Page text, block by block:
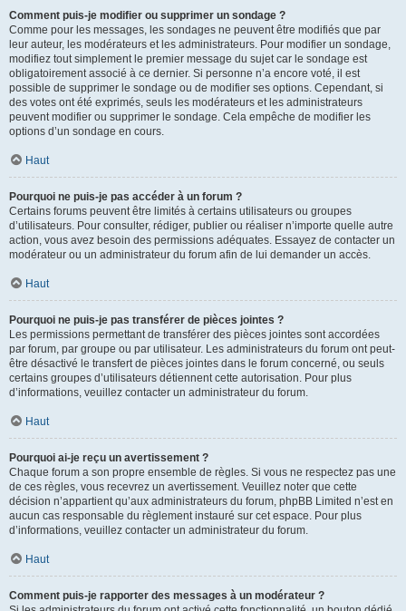
Comment puis-je modifier ou supprimer un sondage ?
Comme pour les messages, les sondages ne peuvent être modifiés que par
leur auteur, les modérateurs et les administrateurs. Pour modifier un sondage,
modifiez tout simplement le premier message du sujet car le sondage est
obligatoirement associé à ce dernier. Si personne n’a encore voté, il est
possible de supprimer le sondage ou de modifier ses options. Cependant, si
des votes ont été exprimés, seuls les modérateurs et les administrateurs
peuvent modifier ou supprimer le sondage. Cela empêche de modifier les
options d’un sondage en cours.
Haut
Pourquoi ne puis-je pas accéder à un forum ?
Certains forums peuvent être limités à certains utilisateurs ou groupes
d’utilisateurs. Pour consulter, rédiger, publier ou réaliser n’importe quelle autre
action, vous avez besoin des permissions adéquates. Essayez de contacter un
modérateur ou un administrateur du forum afin de lui demander un accès.
Haut
Pourquoi ne puis-je pas transférer de pièces jointes ?
Les permissions permettant de transférer des pièces jointes sont accordées
par forum, par groupe ou par utilisateur. Les administrateurs du forum ont peut-
être désactivé le transfert de pièces jointes dans le forum concerné, ou seuls
certains groupes d’utilisateurs détiennent cette autorisation. Pour plus
d’informations, veuillez contacter un administrateur du forum.
Haut
Pourquoi ai-je reçu un avertissement ?
Chaque forum a son propre ensemble de règles. Si vous ne respectez pas une
de ces règles, vous recevrez un avertissement. Veuillez noter que cette
décision n’appartient qu’aux administrateurs du forum, phpBB Limited n’est en
aucun cas responsable du règlement instauré sur cet espace. Pour plus
d’informations, veuillez contacter un administrateur du forum.
Haut
Comment puis-je rapporter des messages à un modérateur ?